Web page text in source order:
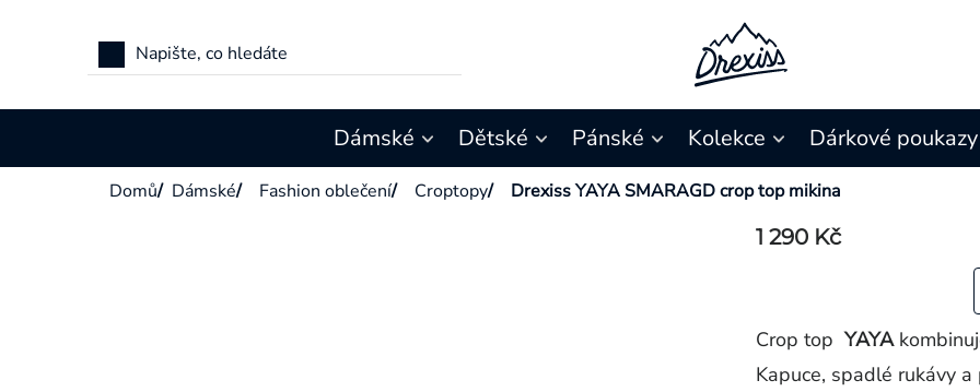
Dámské Dětské Pánské Kolekce Dárkové poukazy
Domů/ Dámské/ Fashion oblečení/ Croptopy/ Drexiss YAYA SMARAGD crop top mikina
1 290 Kč
Crop topYAYA
Kapuce, spadlé rukávy